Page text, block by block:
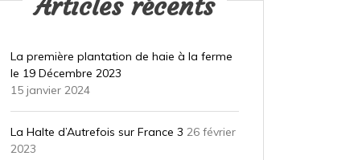
La première plantation de haie à la ferme
le 19 Décembre 2023
15 janvier 2024
La Halte d’Autrefois sur France 3 26 février
2023